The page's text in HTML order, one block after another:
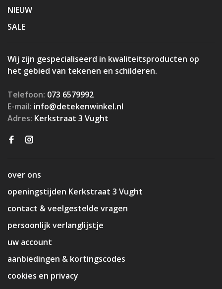
NIEUW
SALE
Wij zijn gespecialiseerd in kwaliteitsproducten op
het gebied van tekenen en schilderen.
Telefoon: 073 6579992
E-mail: info@detekenwinkel.nl
Adres: Kerkstraat 3 Vught
over ons
openingstijden Kerkstraat 3 Vught
contact & veelgestelde vragen
persoonlijk verlanglijstje
uw account
aanbiedingen & kortingscodes
cookies en privacy